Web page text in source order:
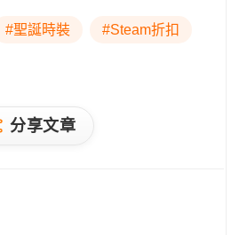
#聖誕時裝 #Steam折扣
分享文章